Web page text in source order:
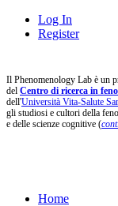
Log In
Register
Il Phenomenology Lab è un
del Centro di ricerca in
dell'Università Vita-Salute
gli studiosi e cultori della
e delle scienze cognitive (
Home